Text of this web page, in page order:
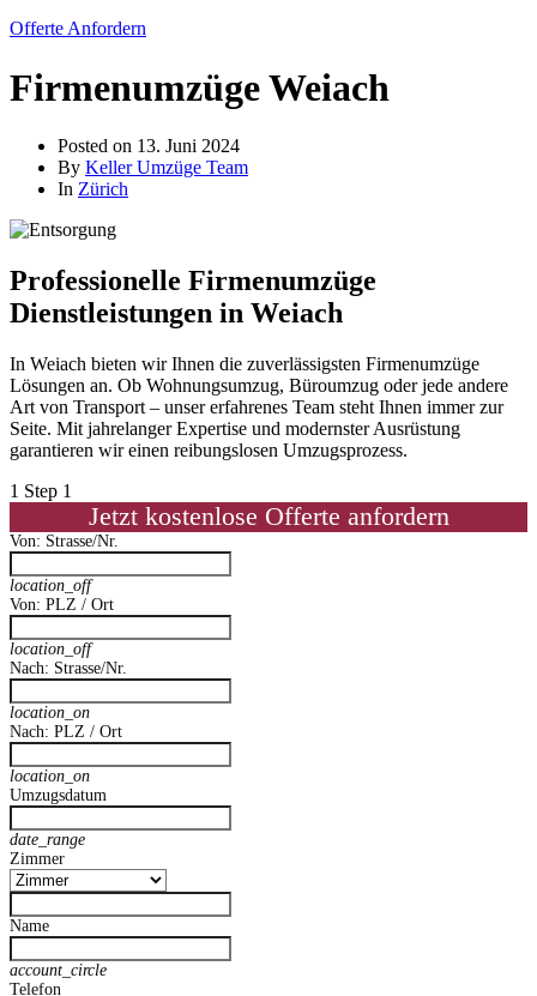
Offerte Anfordern
Firmenumzüge Weiach
Posted on 13. Juni 2024
By Keller Umzüge Team
In Zürich
Professionelle Firmenumzüge
Dienstleistungen in Weiach
In Weiach bieten wir Ihnen die zuverlässigsten Firmenumzüge
Lösungen an. Ob Wohnungsumzug, Büroumzug oder jede andere
Art von Transport – unser erfahrenes Team steht Ihnen immer zur
Seite. Mit jahrelanger Expertise und modernster Ausrüstung
garantieren wir einen reibungslosen Umzugsprozess.
1 Step 1
Jetzt kostenlose Offerte anfordern
Von: Strasse/Nr.
location_off
Von: PLZ / Ort
location_off
Nach: Strasse/Nr.
location_on
Nach: PLZ / Ort
location_on
Umzugsdatum
date_range
Zimmer
Name
account_circle
Telefon